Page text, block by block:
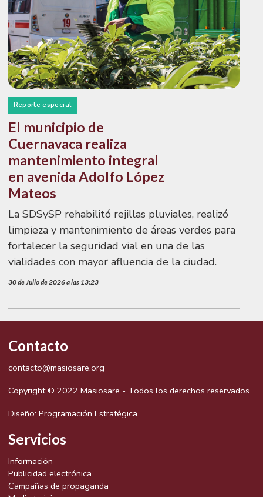
Reporte especial
El municipio de
Cuernavaca realiza
mantenimiento integral
en avenida Adolfo López
Mateos
La SDSySP rehabilitó rejillas pluviales, realizó
limpieza y mantenimiento de áreas verdes para
fortalecer la seguridad vial en una de las
vialidades con mayor afluencia de la ciudad.
30 de Julio de 2026 a las 13:23
Contacto
contacto@masiosare.org
Copyright © 2022 Masiosare - Todos los derechos reservados
Diseño: Programación Estratégica.
Servicios
Información
Publicidad electrónica
Campañas de propaganda